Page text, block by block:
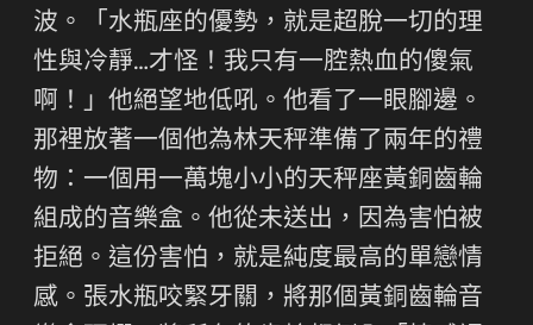
波。「水瓶座的優勢，就是超脫一切的理
性與冷靜…才怪！我只有一腔熱血的傻氣
啊！」他絕望地低吼。他看了一眼腳邊。
那裡放著一個他為林天秤準備了兩年的禮
物：一個用一萬塊小小的天秤座黃銅齒輪
組成的音樂盒。他從未送出，因為害怕被
拒絕。這份害怕，就是純度最高的單戀情
感。張水瓶咬緊牙關，將那個黃銅齒輪音